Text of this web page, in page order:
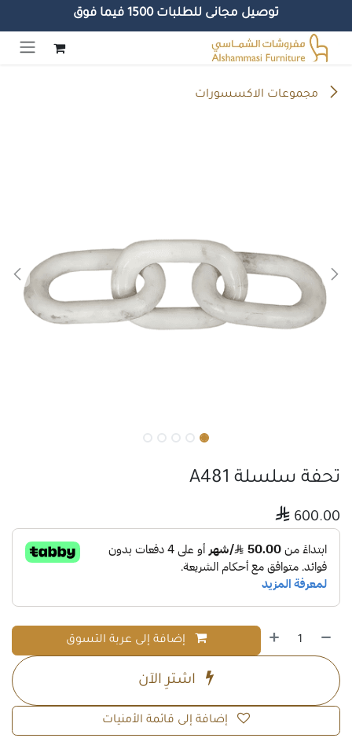
توصيل مجانى للطلبات 1500 فيما فوق
تخطي للذهاب إلى المحتوى
مجموعات الاكسسورات
تحفة سلسلة A481
600.00
إضافة إلى عربة التسوق
اشترِ الآن
إضافة إلى قائمة الأمنيات